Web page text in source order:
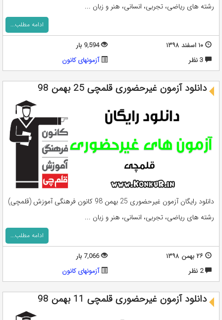
رشته های ریاضی، تجربی، انسانی، هنر و زبان ...
ادامه مطلب...
۱۰ اسفند ۱۳۹۸
9,594 بار
3 نظر
آزمونهای کانون
دانلود آزمون غیرحضوری قلمچی 25 بهمن 98
دانلود رایگان آزمون غیرحضوری 25 بهمن 98 کانون فرهنگی آموزش (قلمچی)
رشته های ریاضی، تجربی، انسانی، هنر و زبان ...
ادامه مطلب...
۲۶ بهمن ۱۳۹۸
7,066 بار
2 نظر
آزمونهای کانون
دانلود آزمون غیرحضوری قلمچی 11 بهمن 98